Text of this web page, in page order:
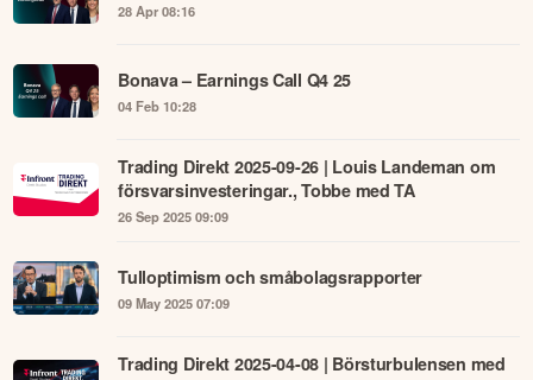
28 Apr 08:16
Bonava – Earnings Call Q4 25
04 Feb 10:28
Trading Direkt 2025-09-26 | Louis Landeman om
försvarsinvesteringar., Tobbe med TA
26 Sep 2025 09:09
Tulloptimism och småbolagsrapporter
09 May 2025 07:09
Trading Direkt 2025-04-08 | Börsturbulensen med